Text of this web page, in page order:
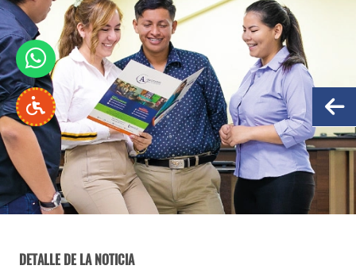
DETALLE DE LA NOTICIA